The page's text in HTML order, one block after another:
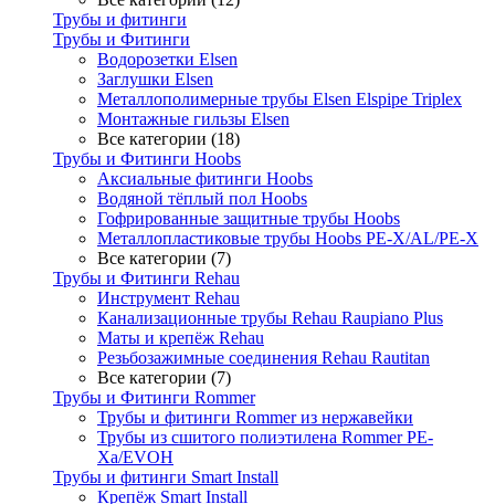
Трубы и фитинги
Трубы и Фитинги
Водорозетки Elsen
Заглушки Elsen
Металлополимерные трубы Elsen Elspipe Triplex
Монтажные гильзы Elsen
Все категории (18)
Трубы и Фитинги Hoobs
Аксиальные фитинги Hoobs
Водяной тёплый пол Hoobs
Гофрированные защитные трубы Hoobs
Металлопластиковые трубы Hoobs PE-X/AL/PE-X
Все категории (7)
Трубы и Фитинги Rehau
Инструмент Rehau
Канализационные трубы Rehau Raupiano Plus
Маты и крепёж Rehau
Резьбозажимные соединения Rehau Rautitan
Все категории (7)
Трубы и Фитинги Rommer
Трубы и фитинги Rommer из нержавейки
Трубы из сшитого полиэтилена Rommer PE-
Xa/EVOH
Трубы и фитинги Smart Install
Крепёж Smart Install